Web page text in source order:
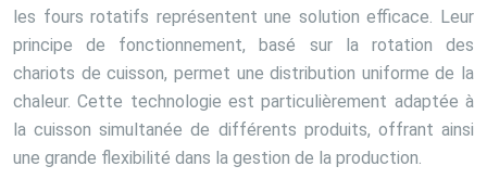
les fours rotatifs représentent une solution efficace. Leur
principe de fonctionnement, basé sur la rotation des
chariots de cuisson, permet une distribution uniforme de la
chaleur. Cette technologie est particulièrement adaptée à
la cuisson simultanée de différents produits, offrant ainsi
une grande flexibilité dans la gestion de la production.